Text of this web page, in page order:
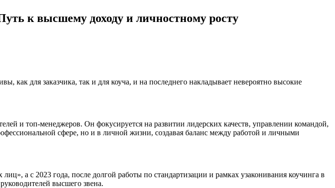
к высшему доходу и личностному росту
как для заказчика, так и для коуча, и на последнего накладывает невероятно высокие
и топ-менеджеров. Он фокусируется на развитии лидерских качеств, управлении командой,
сфере, но и в личной жизни, создавая баланс между работой и личными
а с 2023 года, после долгой работы по стандартизации и рамках узаконивания коучинга в
высшего звена.